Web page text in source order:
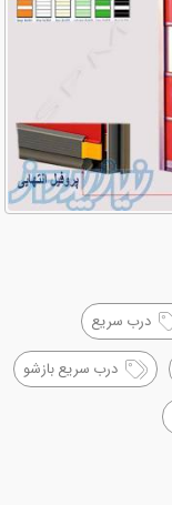
درب سریع
درب سریع بازشو